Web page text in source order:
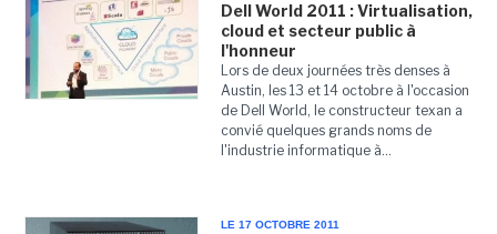
Dell World 2011 : Virtualisation,
cloud et secteur public à
l'honneur
Lors de deux journées très denses à
Austin, les 13 et 14 octobre à l'occasion
de Dell World, le constructeur texan a
convié quelques grands noms de
l'industrie informatique à...
LE 17 OCTOBRE 2011